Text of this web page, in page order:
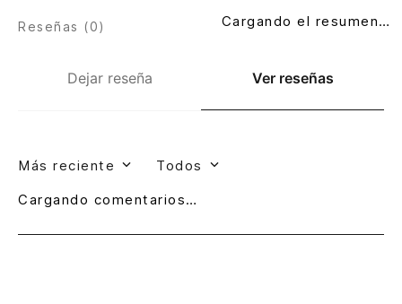
Dejar reseña Ver reseñas
Reseñas (0) Cargando el resumen…
Más reciente Todos
Cargando comentarios…